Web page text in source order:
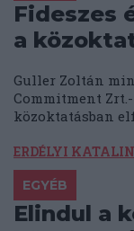
Fideszes
a
Guller Zoltán
Commitment
közoktatásban
ERDÉLYI KATALIN
EGYÉB
Elindul a